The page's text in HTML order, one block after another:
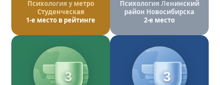
Психология у метро
Студенческая
1-е место в рейтинге
Психология Ленинский
район Новосибирска
2-е место
3 3